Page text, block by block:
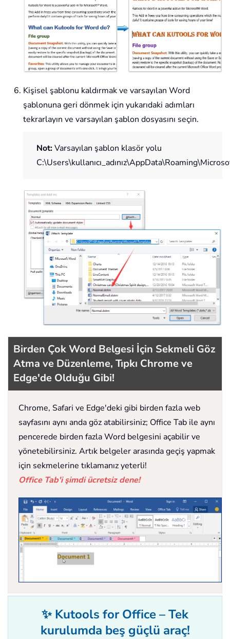
Kişisel şablonu kaldırmak ve varsayılan Word
şablonuna geri dönmek için yukarıdaki adımları
tekrarlayın ve varsayılan şablon dosyasını seçin.
Not:Varsayılan şablon klasör yolu
Birden Çok Word Belgesi İçin Sekmeli Göz
Atma ve Düzenleme, Tıpkı Chrome ve
Edge'de Olduğu Gibi!
Chrome, Safari ve Edge'deki gibi birden fazla web
sayfasını aynı anda göz atabilirsiniz; Office Tab ile aynı
pencerede birden fazla Word belgesini açabilir ve
yönetebilirsiniz. Artık belgeler arasında geçiş yapmak
için sekmelerine tıklamanız yeterli!
Office Tab'i şimdi ücretsiz dene!
✨ Kutools for Office – Tek
kurulumda beş güçlü araç!